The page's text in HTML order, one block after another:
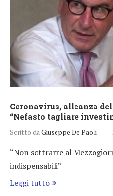
Coronavirus, alleanza
“Nefasto tagliare
Scritto da Giuseppe De Paoli
“Non sottrarre al
indispensabili”
Leggi tutto